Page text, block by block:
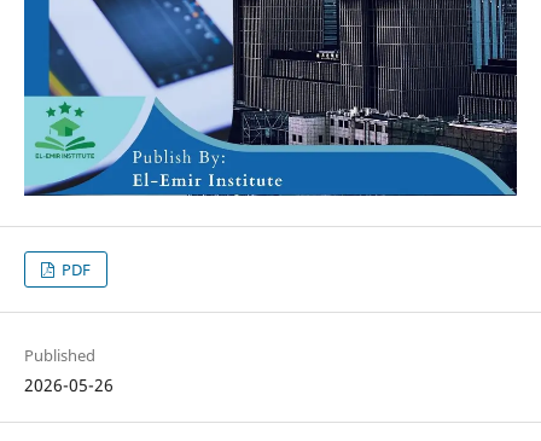
PDF
Published
2026-05-26